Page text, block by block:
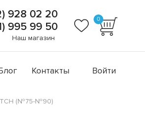
928 02 20
995 99 50
Наш магазин
0
Контакты Войти
(№75-№90)